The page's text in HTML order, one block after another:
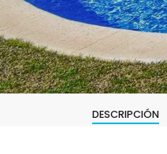
DESCRIPCIÓN